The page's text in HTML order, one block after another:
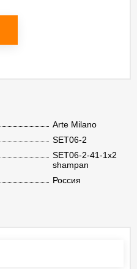
Arte Milano
SET06-2
SET06-2-41-1x2
shampan
Россия